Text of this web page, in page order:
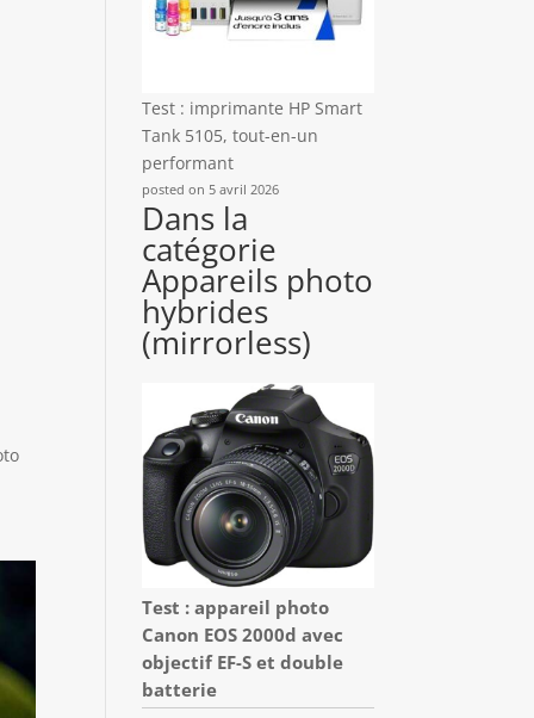
Test : imprimante HP Smart
Tank 5105, tout-en-un
performant
posted on 5 avril 2026
Dans la
catégorie
Appareils photo
hybrides
(mirrorless)
Test : appareil photo
Canon EOS 2000d avec
objectif EF-S et double
batterie